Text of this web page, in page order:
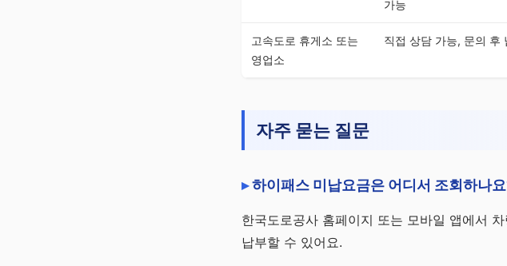
가능
고속도로 휴게소 또는
영업소
직접 상담 가능, 문의 후
자주 묻는 질문
하이패스 미납요금은 어디서 조회하나
한국도로공사 홈페이지 또는 모바일 앱에서
납부할 수 있어요.